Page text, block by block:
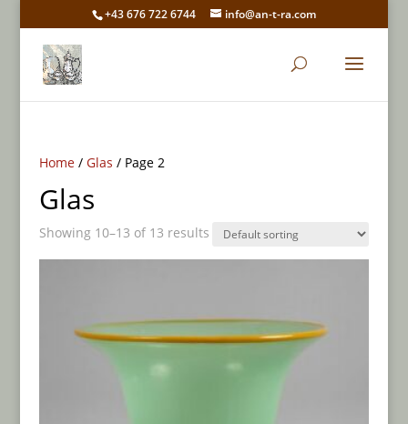
+43 676 722 6744 info@an-t-ra.com
Home/ Glas / Page 2
Glas
Showing 10–13 of 13 results